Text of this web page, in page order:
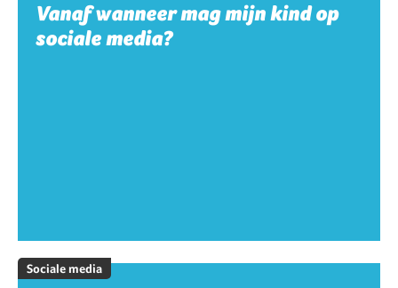
Vanaf wanneer mag mijn kind op
sociale media?
Sociale media